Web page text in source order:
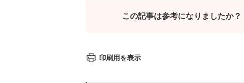
この記事は参考になりましたか？
印刷用を表示